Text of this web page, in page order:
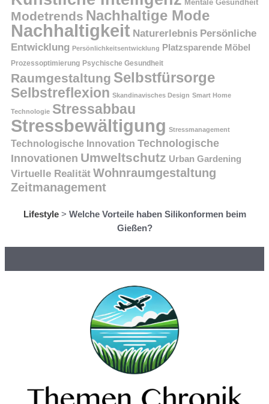
Mentale Gesundheit
Modetrends Nachhaltige Mode
Nachhaltigkeit Naturerlebnis Persönliche
Entwicklung Persönlichkeitsentwicklung Platzsparende Möbel
Prozessoptimierung Psychische Gesundheit
Raumgestaltung Selbstfürsorge
Selbstreflexion Skandinavisches Design Smart Home
Technologie Stressabbau
Stressbewältigung Stressmanagement
Technologische Innovation Technologische
Innovationen Umweltschutz Urban Gardening
Virtuelle Realität Wohnraumgestaltung
Zeitmanagement
Lifestyle> Welche Vorteile haben Silikonformen beim
Gießen?